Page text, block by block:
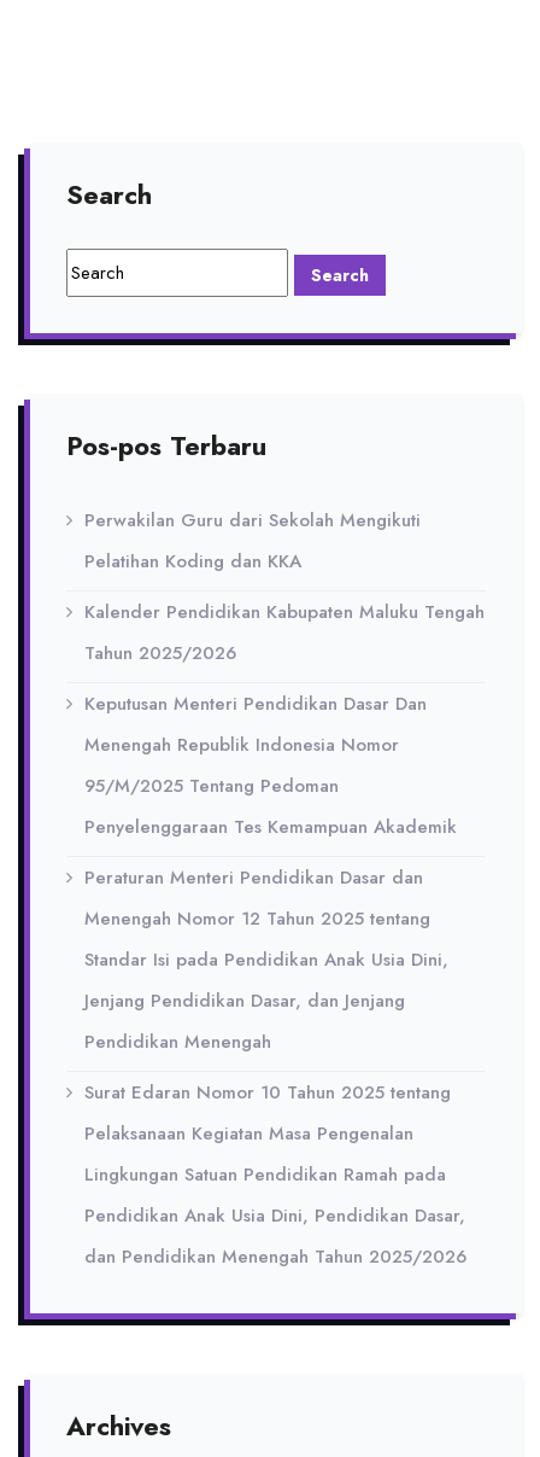
Search
Pos-pos Terbaru
Perwakilan Guru dari Sekolah Mengikuti
Pelatihan Koding dan KKA
Kalender Pendidikan Kabupaten Maluku Tengah
Tahun 2025/2026
Keputusan Menteri Pendidikan Dasar Dan
Menengah Republik Indonesia Nomor
95/M/2025 Tentang Pedoman
Penyelenggaraan Tes Kemampuan Akademik
Peraturan Menteri Pendidikan Dasar dan
Menengah Nomor 12 Tahun 2025 tentang
Standar Isi pada Pendidikan Anak Usia Dini,
Jenjang Pendidikan Dasar, dan Jenjang
Pendidikan Menengah
Surat Edaran Nomor 10 Tahun 2025 tentang
Pelaksanaan Kegiatan Masa Pengenalan
Lingkungan Satuan Pendidikan Ramah pada
Pendidikan Anak Usia Dini, Pendidikan Dasar,
dan Pendidikan Menengah Tahun 2025/2026
Archives